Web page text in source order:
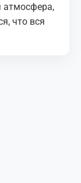
атмосфера,
что вся